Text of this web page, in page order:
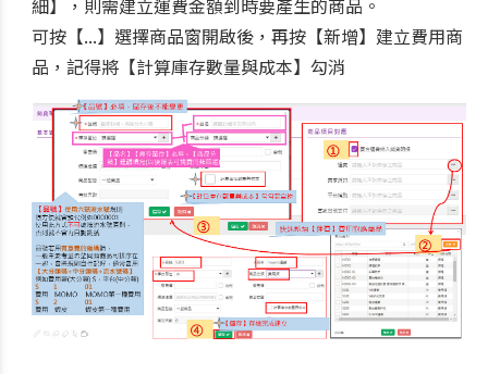
可按【...】選擇商品窗開啟後，再按【新增】建立費用商
品，記得將【計算庫存數量與成本】勾消